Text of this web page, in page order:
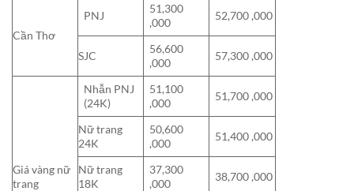
Cần Thơ
PNJ
51,300
,000
52,700 ,000
SJC
56,600
,000
57,300 ,000
Giá vàng nữ
trang
Nhẫn PNJ
(24K)
51,100
,000
51,700 ,000
Nữ trang
24K
50,600
,000
51,400 ,000
Nữ trang
18K
37,300
,000
38,700 ,000